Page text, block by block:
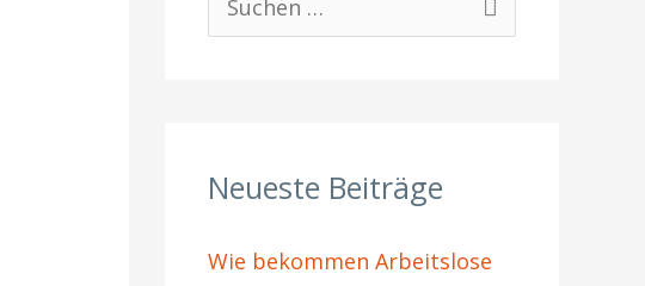
e
n
Neueste Beiträge
Wie bekommen Arbeitslose